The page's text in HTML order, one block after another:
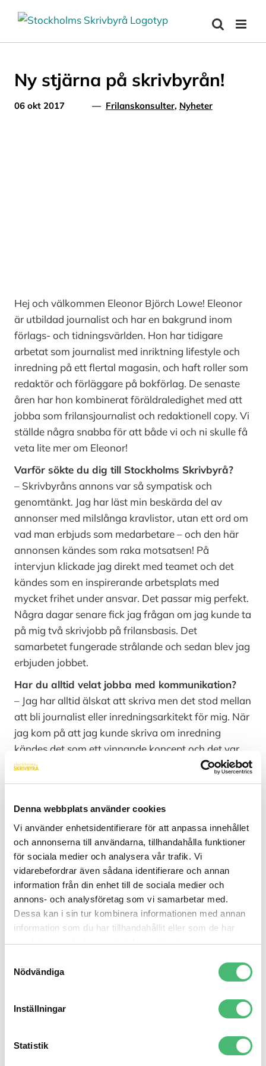
Denna webbplats använder cookies
Vi använder enhetsidentifierare för att anpassa innehållet
och annonserna till användarna, tillhandahålla funktioner
för sociala medier och analysera vår trafik. Vi
vidarebefordrar även sådana identifierare och annan
information från din enhet till de sociala medier och
annons- och analysföretag som vi samarbetar med.
Dessa kan i sin tur kombinera informationen med annan
information som du har tillhandahållit eller som de har
samlat in när du har använt deras tjänster.
Nödvändiga
Inställningar
Statistik
innehållet
Ny stjärna på skrivbyrån!
06 okt 2017 — Frilanskonsulter, Nyheter
Hej och välkommen Eleonor Björch Lowe! Eleonor
är utbildad journalist och har en bakgrund inom
förlags- och tidningsvärlden. Hon har tidigare
arbetat som journalist med inriktning lifestyle och
inredning på ett flertal magasin, och haft roller som
redaktör och förläggare på bokförlag. De senaste
åren har hon kombinerat föräldraledighet med att
jobba som frilansjournalist och redaktionell copy. Vi
ställde några snabba för att både vi och ni skulle få
veta lite mer om Eleonor!
Varför sökte du dig till Stockholms Skrivbyrå?
– Skrivbyråns annons var så sympatisk och
genomtänkt. Jag har läst min beskärda del av
annonser med milslånga kravlistor, utan ett ord om
vad man erbjuds som medarbetare – och den här
annonsen kändes som raka motsatsen! På
intervjun klickade jag direkt med teamet och det
kändes som en inspirerande arbetsplats med
mycket frihet under ansvar. Det passar mig perfekt.
Några dagar senare fick jag frågan om jag kunde ta
på mig två skrivjobb på frilansbasis. Det
samarbetet fungerade strålande och sedan blev jag
erbjuden jobbet.
Har du alltid velat jobba med kommunikation?
– Jag har alltid älskat att skriva men det stod mellan
att bli journalist eller inredningsarkitekt för mig. När
jag kom på att jag kunde skriva om inredning
kändes det som ett vinnande koncept och det var
så mitt professionella skrivande tog fart.
Förutom att skriva – vad gör du mest på
kontoret?
maskin – ja, jag är en inredningsnörd.
… och hemma?
– Springer efter mina tre barn: 5, 2 och 1 år gamla,
och försöker hindra dem från att slå ihjäl sig. Andas
i fyrkant och dricker rödvin när de lagt sig. Mitt
stora inredningsintresse gör också att jag alltid har
Konmari-metoden
– Jag försöker alltid sätta en färgklick på en annars
det lite finare?